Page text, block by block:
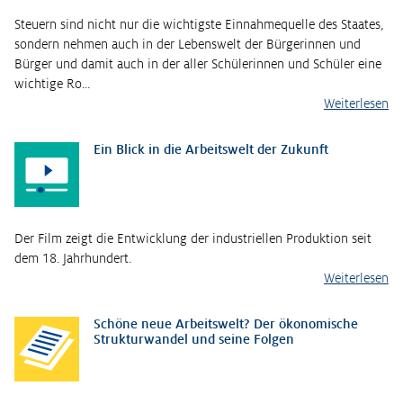
Steuern sind nicht nur die wichtigste Einnahmequelle des Staates,
sondern nehmen auch in der Lebenswelt der Bürgerinnen und
Bürger und damit auch in der aller Schülerinnen und Schüler eine
wichtige Ro…
Weiterlesen
Ein Blick in die Arbeitswelt der Zukunft
Der Film zeigt die Entwicklung der industriellen Produktion seit
dem 18. Jahrhundert.
Weiterlesen
Schöne neue Arbeitswelt? Der ökonomische
Strukturwandel und seine Folgen